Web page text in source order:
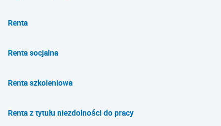
Renta
Renta socjalna
Renta szkoleniowa
Renta z tytułu niezdolności do pracy